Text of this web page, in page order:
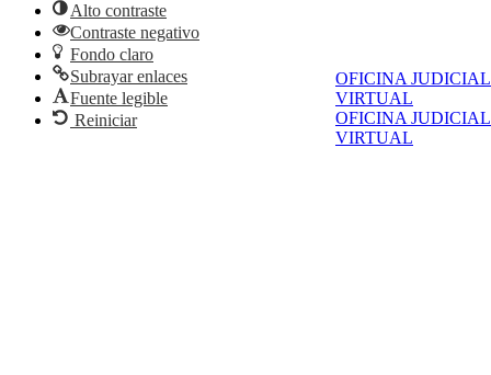
OFICINA JUDICIAL
VIRTUAL
OFICINA JUDICIAL
VIRTUAL
Alto contraste
Contraste negativo
Fondo claro
Subrayar enlaces
Fuente legible
Reiniciar